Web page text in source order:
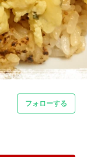
フォローする